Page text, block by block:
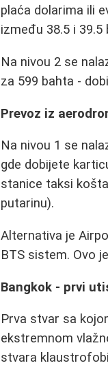
plaća dolarima ili
između 38.5 i 39.5
Na nivou 2 se
za 599 bahta -
Prevoz iz
Na nivou 1 se
gde dobijete
stanice taksi
putarinu).
Alternativa je
BTS sistem. Ovo
Bangkok - prvi
Prva stvar sa
ekstremnom
stvara